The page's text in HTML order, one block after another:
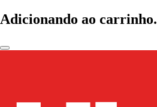
Adicionando ao